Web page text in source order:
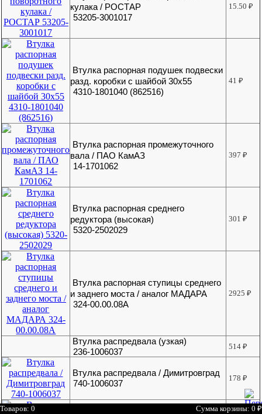
Товаров: 0 Сумма корзины: 0 ₽
кулака / РОСТАР
53205-3001017
15.50₽
Втулка распорная подушек подвески
разд. коробки с шайбой 30х55
4310-1801040 (862516)
41₽
Втулка распорная промежуточного
вала / ПАО КамАЗ
14-1701062
397₽
Втулка распорная среднего
редуктора (высокая)
5320-2502029
301₽
Втулка распорная ступицы среднего
и заднего моста / аналог МАДАРА
324-00.00.08А
2925₽
Втулка распредвала (узкая)
236-1006037
514₽
Втулка распредвала / Димитровград
740-1006037
178₽